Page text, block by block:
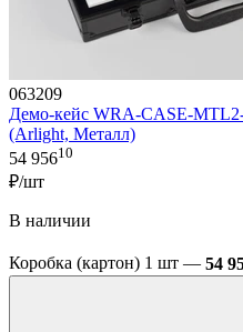
063209
Демо-кейс WRA-CASE-
(Arlight, Металл)
54 95610
₽/шт
В наличии
Коробка (картон) 1 шт — 54